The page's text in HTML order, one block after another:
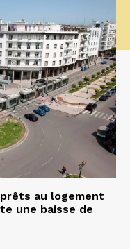
au logement
une baisse de